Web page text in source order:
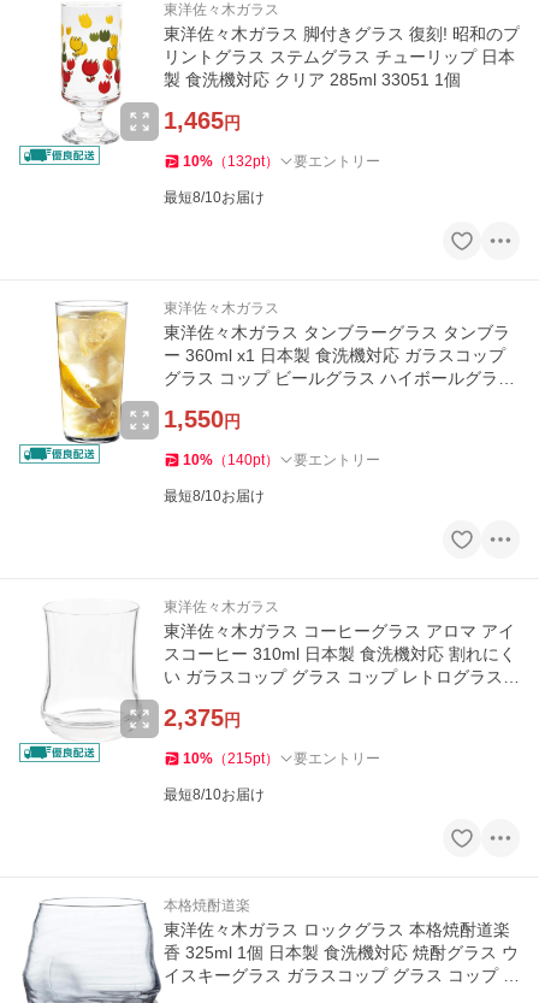
東洋佐々木ガラス
東洋佐々木ガラス 脚付きグラス 復刻! 昭和のプ
リントグラス ステムグラス チューリップ 日本
製 食洗機対応 クリア 285ml 33051 1個
1,465円
10% （ 132pt） 要エントリー
最短8/10お届け
東洋佐々木ガラス
東洋佐々木ガラス タンブラーグラス タンブラ
ー 360ml x1 日本製 食洗機対応 ガラスコップ
グラス コップ ビールグラス ハイボールグラス
1,550円
10% （ 140pt） 要エントリー
最短8/10お届け
東洋佐々木ガラス
東洋佐々木ガラス コーヒーグラス アロマ アイ
スコーヒー 310ml 日本製 食洗機対応 割れにく
い ガラスコップ グラス コップ レトログラス 0
2,375円
10% （215pt） 要エントリー
最短8/10お届け
本格焼酎道楽
東洋佐々木ガラス ロックグラス 本格焼酎道楽
香 325ml 1個 日本製 食洗機対応 焼酎グラス ウ
イスキーグラス ガラスコップ グラス コップ B-